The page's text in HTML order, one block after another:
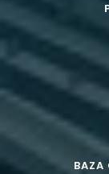
BAZA